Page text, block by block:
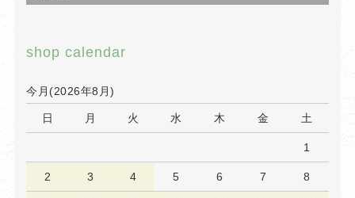
shop calendar
今月(2026年8月)
日 月 火 水 木 金 土
1
2 3 4 5 6 7 8